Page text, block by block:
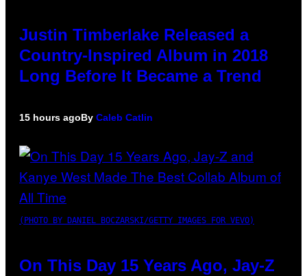
Justin Timberlake Released a
Country-Inspired Album in 2018
Long Before It Became a Trend
15 hours agoBy Caleb Catlin
(PHOTO BY DANIEL BOCZARSKI/GETTY IMAGES FOR VEVO)
On This Day 15 Years Ago, Jay-Z